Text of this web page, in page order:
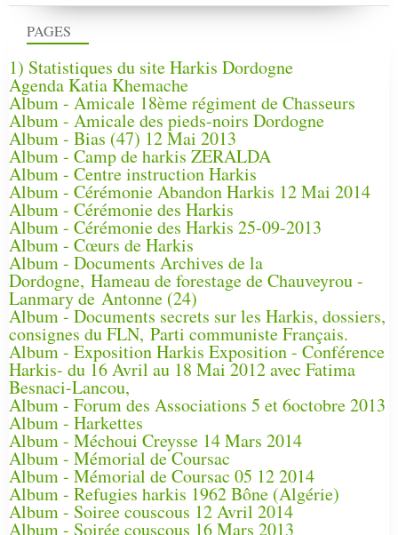
PAGES
1) Statistiques du site Harkis Dordogne
Agenda Katia Khemache
Album - Amicale 18ème régiment de Chasseurs
Album - Amicale des pieds-noirs Dordogne
Album - Bias (47) 12 Mai 2013
Album - Camp de harkis ZERALDA
Album - Centre instruction Harkis
Album - Cérémonie Abandon Harkis 12 Mai 2014
Album - Cérémonie des Harkis
Album - Cérémonie des Harkis 25-09-2013
Album - Cœurs de Harkis
Album - Documents Archives de la
Dordogne, Hameau de forestage de Chauveyrou -
Lanmary de Antonne (24)
Album - Documents secrets sur les Harkis, dossiers,
consignes du FLN, Parti communiste Français.
Album - Exposition Harkis Exposition - Conférence
Harkis- du 16 Avril au 18 Mai 2012 avec Fatima
Besnaci-Lancou,
Album - Forum des Associations 5 et 6octobre 2013
Album - Harkettes
Album - Méchoui Creysse 14 Mars 2014
Album - Mémorial de Coursac
Album - Mémorial de Coursac 05 12 2014
Album - Refugies harkis 1962 Bône (Algérie)
Album - Soiree couscous 12 Avril 2014
Album - Soirée couscous 16 Mars 2013